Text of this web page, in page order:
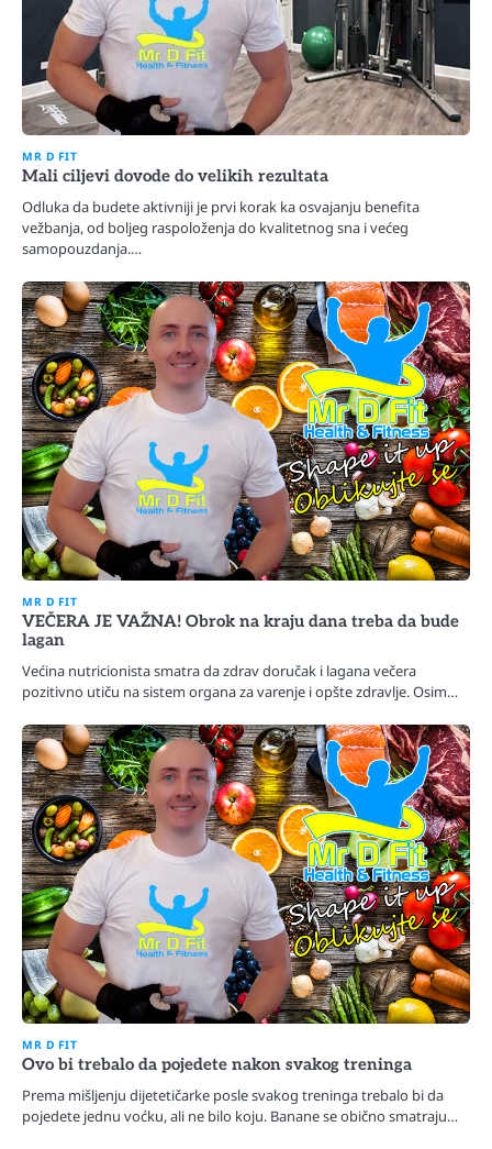
MR D FIT
Mali ciljevi dovode do velikih rezultata
Odluka da budete aktivniji je prvi korak ka osvajanju benefita
vežbanja, od boljeg raspoloženja do kvalitetnog sna i većeg
samopouzdanja.…
MR D FIT
VEČERA JE VAŽNA! Obrok na kraju dana treba da bude
lagan
Većina nutricionista smatra da zdrav doručak i lagana večera
pozitivno utiču na sistem organa za varenje i opšte zdravlje. Osim…
MR D FIT
Ovo bi trebalo da pojedete nakon svakog treninga
Prema mišljenju dijetetičarke posle svakog treninga trebalo bi da
pojedete jednu voćku, ali ne bilo koju. Banane se obično smatraju…